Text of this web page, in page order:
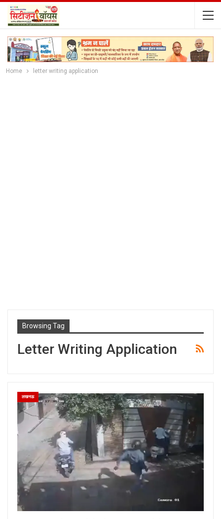
Home letter writing application
Browsing Tag
Letter Writing Application
लखनऊ